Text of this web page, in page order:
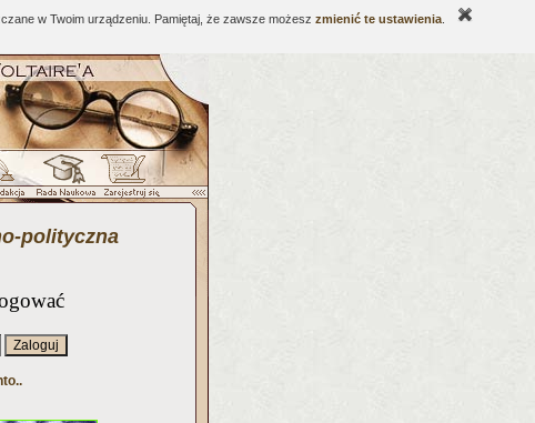
w Twoim urządzeniu. Pamiętaj, że zawsze możesz zmienić te ustawienia
polityczna